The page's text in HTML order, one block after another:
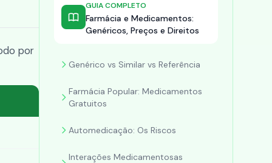
por
GUIA COMPLETO
Farmácia e Medicamentos:
Genéricos, Preços e Direitos
Genérico vs Similar vs Referência
Farmácia Popular: Medicamentos
Gratuitos
Automedicação: Os Riscos
Interações Medicamentosas